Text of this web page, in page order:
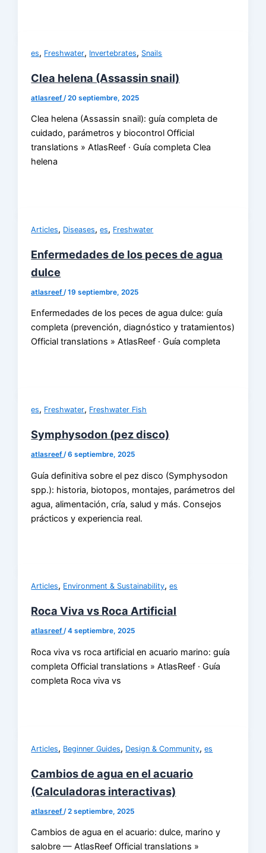
es, Freshwater, Invertebrates, Snails
Clea helena (Assassin snail)
atlasreef /20 septiembre, 2025
Clea helena (Assassin snail): guía completa de
cuidado, parámetros y biocontrol Official
translations » AtlasReef · Guía completa Clea
helena
Articles, Diseases,es, Freshwater
Enfermedades de los peces de agua
dulce
atlasreef/19 septiembre, 2025
Enfermedades de los peces de agua dulce: guía
completa (prevención, diagnóstico y tratamientos)
Official translations » AtlasReef · Guía completa
es, Freshwater, Freshwater Fish
Symphysodon (pez disco)
atlasreef/6 septiembre, 2025
Guía definitiva sobre el pez disco (Symphysodon
spp.): historia, biotopos, montajes, parámetros del
agua, alimentación, cría, salud y más. Consejos
prácticos y experiencia real.
Articles, Environment & Sustainability,es
Roca Viva vs Roca Artificial
atlasreef/4 septiembre, 2025
Roca viva vs roca artificial en acuario marino: guía
completa Official translations » AtlasReef · Guía
completa Roca viva vs
Articles, Beginner Guides, Design & Community,es
Cambios de agua en el acuario
(Calculadoras interactivas)
atlasreef /2 septiembre, 2025
Cambios de agua en el acuario: dulce, marino y
salobre — AtlasReef Official translations »